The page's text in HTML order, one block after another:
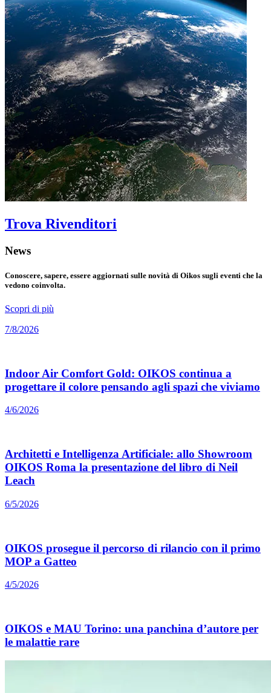
Trova Rivenditori
News
Conoscere, sapere, essere aggiornati sulle novità di Oikos sugli eventi che la
vedono coinvolta.
Scopri di più
7/8/2026
Indoor Air Comfort Gold: OIKOS continua a
progettare il colore pensando agli spazi che viviamo
4/6/2026
Architetti e Intelligenza Artificiale: allo Showroom
OIKOS Roma la presentazione del libro di Neil
Leach
6/5/2026
OIKOS prosegue il percorso di rilancio con il primo
MOP a Gatteo
4/5/2026
OIKOS e MAU Torino: una panchina d’autore per
le malattie rare